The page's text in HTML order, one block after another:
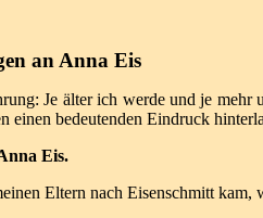
an Anna Eis
Je älter ich werde und je mehr
einen bedeutenden Eindruck
Eis.
Eltern nach Eisenschmitt kam,